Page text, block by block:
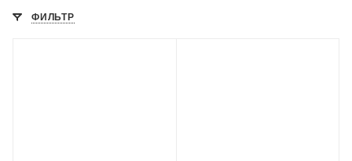
ФИЛЬТР